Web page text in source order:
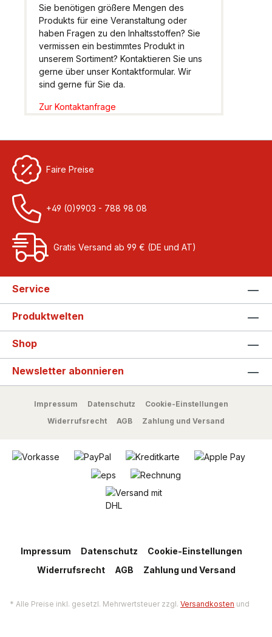
Sie benötigen größere Mengen des
Produkts für eine Veranstaltung oder
haben Fragen zu den Inhaltsstoffen? Sie
vermissen ein bestimmtes Produkt in
unserem Sortiment? Kontaktieren Sie uns
gerne über unser Kontaktformular. Wir
sind gerne für Sie da.
Zur Kontaktanfrage
Faire Preise
+49 (0)9903 - 788 98 08
Gratis Versand ab 99 € (DE und AT)
Service
Produktwelten
Shop
Newsletter abonnieren
Impressum Datenschutz
Cookie-Einstellungen
Widerrufsrecht
AGB Zahlung und Versand
Impressum Datenschutz
Cookie-Einstellungen
Widerrufsrecht
AGB Zahlung und Versand
* Alle Preise inkl. gesetzl. Mehrwertsteuer zzgl. Versandkosten und